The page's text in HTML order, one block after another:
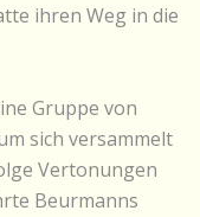
ihren Weg in die
Gruppe von
sich versammelt
Vertonungen
Beurmanns